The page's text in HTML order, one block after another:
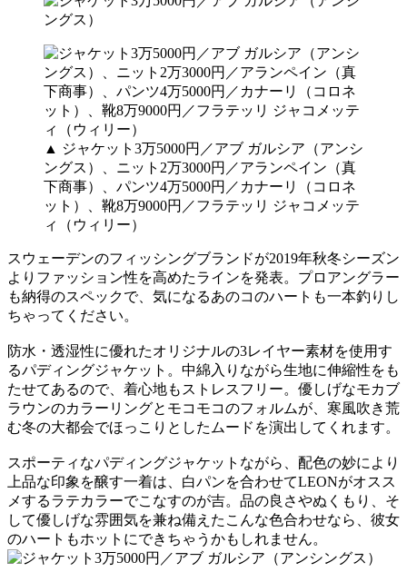
▲ ジャケット3万5000円／アブ ガルシア（アンシ
ングス）、ニット2万3000円／アランペイン（真
下商事）、パンツ4万5000円／カナーリ（コロネ
ット）、靴8万9000円／フラテッリ ジャコメッテ
ィ（ウィリー）
スウェーデンのフィッシングブランドが2019年秋冬シーズン
よりファッション性を高めたラインを発表。プロアングラー
も納得のスペックで、気になるあのコのハートも一本釣りし
ちゃってください。
防水・透湿性に優れたオリジナルの3レイヤー素材を使用す
るパディングジャケット。中綿入りながら生地に伸縮性をも
たせてあるので、着心地もストレスフリー。優しげなモカブ
ラウンのカラーリングとモコモコのフォルムが、寒風吹き荒
む冬の大都会でほっこりとしたムードを演出してくれます。
スポーティなパディングジャケットながら、配色の妙により
上品な印象を醸す一着は、白パンを合わせてLEONがオスス
メするラテカラーでこなすのが吉。品の良さやぬくもり、そ
して優しげな雰囲気を兼ね備えたこんな色合わせなら、彼女
のハートもホットにできちゃうかもしれません。